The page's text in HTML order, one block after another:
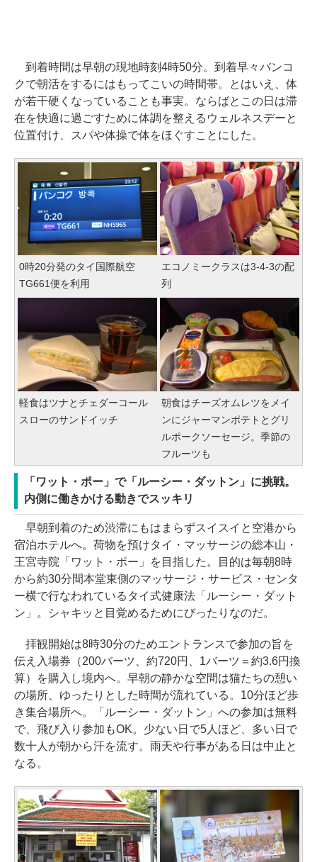
到着時間は早朝の現地時刻4時50分。到着早々バンコ
クで朝活をするにはもってこいの時間帯。とはいえ、体
が若干硬くなっていることも事実。ならばとこの日は滞
在を快適に過ごすために体調を整えるウェルネスデーと
位置付け、スパや体操で体をほぐすことにした。
0時20分発のタイ国際航空
TG661便を利用
エコノミークラスは3-4-3の配
列
軽食はツナとチェダーコール
スローのサンドイッチ
朝食はチーズオムレツをメイ
ンにジャーマンポテトとグリ
ルポークソーセージ。季節の
フルーツも
「ワット・ポー」で「ルーシー・ダットン」に挑戦。
内側に働きかける動きでスッキリ
早朝到着のため渋滞にもはまらずスイスイと空港から
宿泊ホテルへ。荷物を預けタイ・マッサージの総本山・
王宮寺院「ワット・ポー」を目指した。目的は毎朝8時
から約30分間本堂東側のマッサージ・サービス・センタ
ー横で行なわれているタイ式健康法「ルーシー・ダット
ン」。シャキッと目覚めるためにぴったりなのだ。
拝観開始は8時30分のためエントランスで参加の旨を
伝え入場券（200バーツ、約720円、1バーツ＝約3.6円換
算）を購入し境内へ。早朝の静かな空間は猫たちの憩い
の場所、ゆったりとした時間が流れている。10分ほど歩
き集合場所へ。「ルーシー・ダットン」への参加は無料
で、飛び入り参加もOK。少ない日で5人ほど、多い日で
数十人が朝から汗を流す。雨天や行事がある日は中止と
なる。